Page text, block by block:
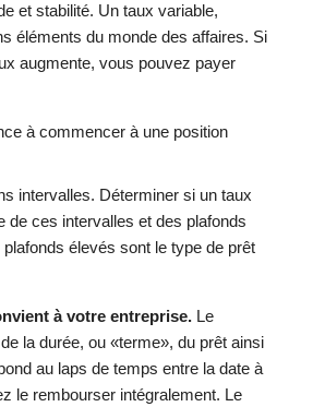
et stabilité. Un taux variable,
éléments du monde des affaires. Si
augmente, vous pouvez payer
à commencer à une position
intervalles. Déterminer si un taux
de ces intervalles et des plafonds
élevés sont le type de prêt
à votre entreprise. Le
la durée, ou «terme», du prêt ainsi
au laps de temps entre la date à
le rembourser intégralement. Le